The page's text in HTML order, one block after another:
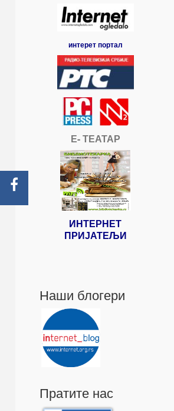
интерет портал
Е- ТЕАТАР
ИНТЕРНЕТ
ПРИЈАТЕЉИ
Наши блогери
Пратите нас